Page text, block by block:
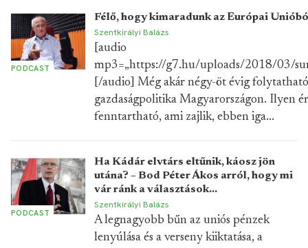
PODCAST
Félő, hogy kimaradunk az Európai
Szentkirályi Balázs
[audio
mp3=„https://g7.hu/uploads/2018/03/
[/audio] Még akár négy-öt évig
gazdaságpolitika Magyarországon. Ilyen
fenntartható, ami zajlik, ebben iga...
PODCAST
Ha Kádár elvtárs eltűnik, káosz jön
utána? – Bod Péter Ákos arról, hogy mi
vár ránk a választások...
Szentkirályi Balázs
A legnagyobb bűn az uniós pénzek
lenyúlása és a verseny kiiktatása, a